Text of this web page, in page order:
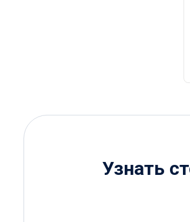
Узнать